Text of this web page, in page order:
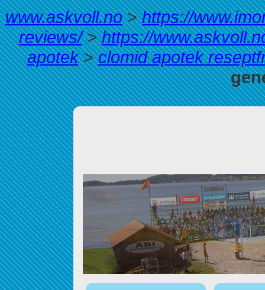
www.askvoll.no>https://
reviews/>https://
apotek>clomid apotek